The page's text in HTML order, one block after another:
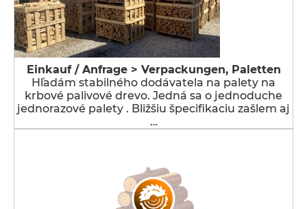
Einkauf / Anfrage > Verpackungen, Paletten
Hľadám stabilného dodávatela na palety na
krbové palivové drevo. Jedná sa o jednoduche
jednorazové palety . Bližšiu špecifikaciu zašlem aj
…